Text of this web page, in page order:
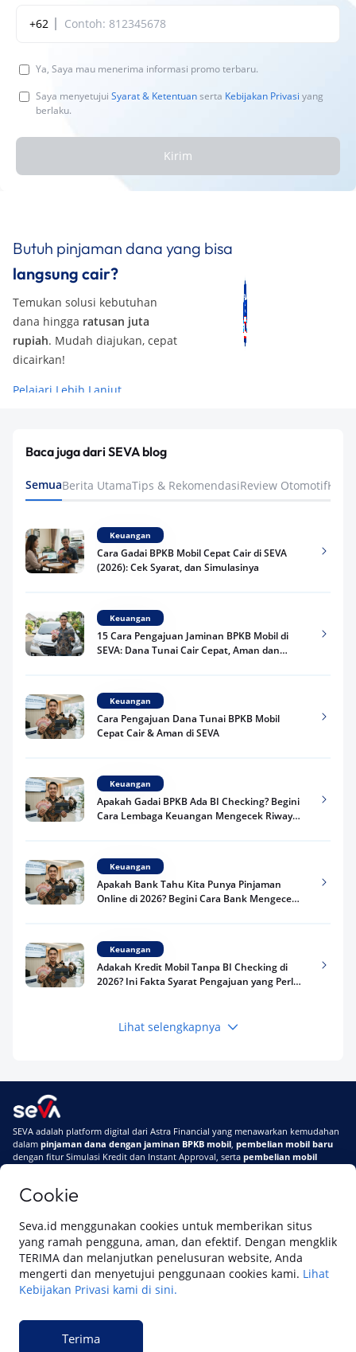
Cookie
Seva.id menggunakan cookies untuk memberikan situs
yang ramah pengguna, aman, dan efektif. Dengan mengklik
TERIMA dan melanjutkan penelusuran website, Anda
mengerti dan menyetujui penggunaan cookies kami. Lihat
Kebijakan Privasi kami di sini.
Terima
+62
Ya, Saya mau menerima informasi promo terbaru.
Saya menyetujui Syarat & Ketentuanserta Kebijakan Privasi yang
berlaku.
Kirim
Butuh pinjaman dana yang bisa
langsung cair?
Temukan solusi kebutuhan
dana hingga ratusan juta
rupiah. Mudah diajukan, cepat
dicairkan!
Pelajari Lebih Lanjut
Baca juga dari SEVA blog
SemuaBerita UtamaTips & RekomendasiReview Otomotif
Keuangan
Cara Gadai BPKB Mobil Cepat Cair di SEVA
(2026): Cek Syarat, dan Simulasinya
Keuangan
15 Cara Pengajuan Jaminan BPKB Mobil di
SEVA: Dana Tunai Cair Cepat, Aman dan
Keuangan
Cara Pengajuan Dana Tunai BPKB Mobil
Cepat Cair & Aman di SEVA
Keuangan
Apakah Gadai BPKB Ada BI Checking? Begini
Cara Lembaga Keuangan Mengecek Riwayat
Keuangan
Apakah Bank Tahu Kita Punya Pinjaman
Online di 2026? Begini Cara Bank Mengecek
Keuangan
Adakah Kredit Mobil Tanpa BI Checking di
2026? Ini Fakta Syarat Pengajuan yang Perlu
Keuangan
Terpercaya
Telat Bayar Pinjol 2 Hari, Apakah Langsung
Masuk BI Checking? Simak Peraturan
Terbarunya di 2026
Lihat selengkapnya
SEVA adalah platform digital dari Astra Financial yang menawarkan kemudahan
dalam pinjaman dana dengan jaminan BPKB mobil, pembelian mobil baru
dengan fitur Simulasi Kredit dan Instant Approval, serta pembelian mobil
Di SEVA #UrusanMobilSegampangItu
Tentang SEVASyarat & Ketentuan
Pemberitahuan Privasi
Website ini dikelola oleh PT Cipta Sedaya Digital Indonesia (CSDI), organisasi